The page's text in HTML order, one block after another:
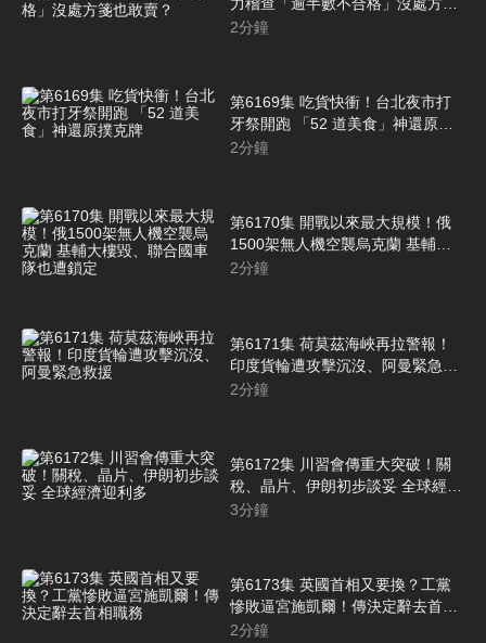
也敢賣？
2分鐘
第6169集 吃貨快衝！台北夜市打
牙祭開跑 「52 道美食」神還原撲
克牌
2分鐘
第6170集 開戰以來最大規模！俄
1500架無人機空襲烏克蘭 基輔大
樓毀、聯合國車隊也遭鎖定
2分鐘
第6171集 荷莫茲海峽再拉警報！
印度貨輪遭攻擊沉沒、阿曼緊急救
援
2分鐘
第6172集 川習會傳重大突破！關
稅、晶片、伊朗初步談妥 全球經濟
迎利多
3分鐘
第6173集 英國首相又要換？工黨
慘敗逼宮施凱爾！傳決定辭去首相
職務
2分鐘